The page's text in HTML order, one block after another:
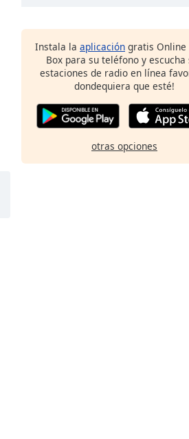
Instala la aplicación gratis Online
Box para su teléfono y escucha
estaciones de radio en línea
dondequiera que esté!
otras opciones